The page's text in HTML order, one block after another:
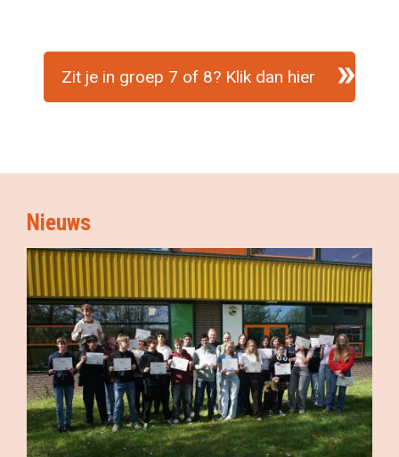
Zit je in groep 7 of 8? Klik dan hier
Nieuws